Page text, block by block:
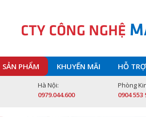
CTY CÔNG NGHỆ
SẢN PHẨM KHUYẾN MÃI HỖ
Hà Nội:
0979.044.600
Phòng
0904 553